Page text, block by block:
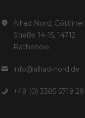
Allrad Nord, Göttliner
Straße 14-15, 14712
Rathenow
info@allrad-nord.de
+49 (0) 3385 5719 29